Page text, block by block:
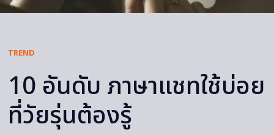
TREND
10 อันดับ ภาษาแชทใช้บ่อย
ที่วัยรุ่นต้องรู้